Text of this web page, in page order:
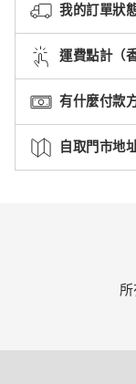
我的訂單狀
運費點計（
有什麼付款
自取門市地